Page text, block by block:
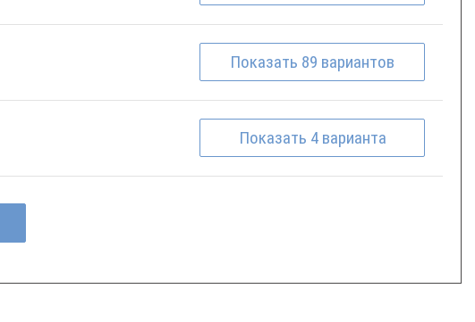
Показать 89 вариантов
Показать 4 варианта